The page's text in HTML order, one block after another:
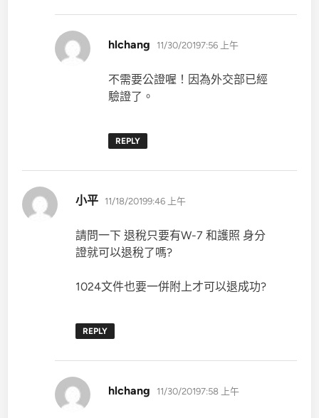
hlchang 表
示:
11/30/20197:56 上午
不需要公證喔！因為外交部已經
驗證了。
REPLY
小平 表
示:
11/18/20199:46 上午
請問一下 退稅只要有W-7 和護照 身分
證就可以退稅了嗎?
1024文件也要一併附上才可以退成功?
REPLY
hlchang 表
示:
11/30/20197:58 上午